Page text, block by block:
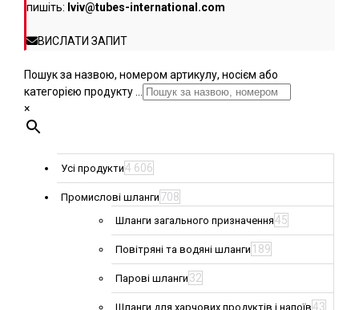
пишіть: lviv@tubes-international.com
ВИСЛАТИ ЗАПИТ
Пошук за назвою, номером артикулу, носієм або
категорією продукту ...
×
Усі продукти4 606
Промислові шланги 708
Шланги загального призначення45
Повітряні та водяні шланги 189
Парові шланги 32
Шланги для харчових продуктів і напоїв43